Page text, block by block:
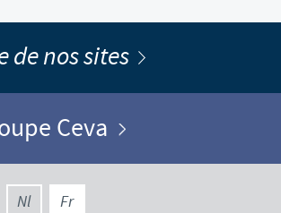
de nos sites
Ceva
Nl Fr